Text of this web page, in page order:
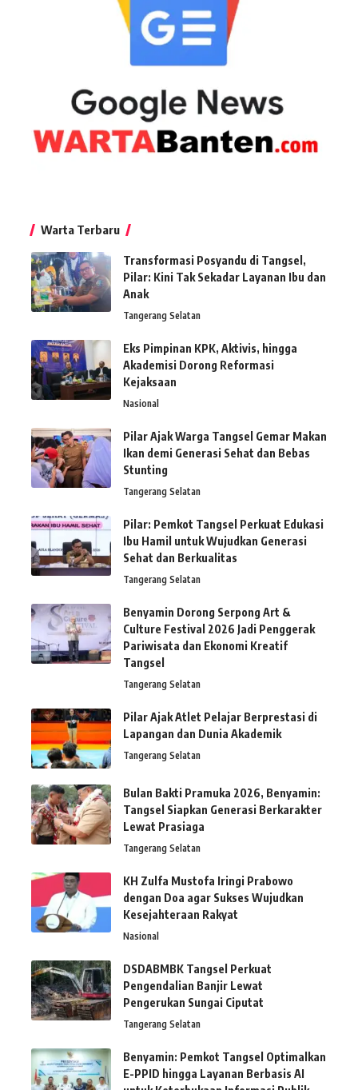
Warta Terbaru
Transformasi Posyandu di Tangsel,
Pilar: Kini Tak Sekadar Layanan Ibu dan
Anak
Tangerang Selatan
Eks Pimpinan KPK, Aktivis, hingga
Akademisi Dorong Reformasi
Kejaksaan
Nasional
Pilar Ajak Warga Tangsel Gemar Makan
Ikan demi Generasi Sehat dan Bebas
Stunting
Tangerang Selatan
Pilar: Pemkot Tangsel Perkuat Edukasi
Ibu Hamil untuk Wujudkan Generasi
Sehat dan Berkualitas
Tangerang Selatan
Benyamin Dorong Serpong Art &
Culture Festival 2026 Jadi Penggerak
Pariwisata dan Ekonomi Kreatif
Tangsel
Tangerang Selatan
Pilar Ajak Atlet Pelajar Berprestasi di
Lapangan dan Dunia Akademik
Tangerang Selatan
Bulan Bakti Pramuka 2026, Benyamin:
Tangsel Siapkan Generasi Berkarakter
Lewat Prasiaga
Tangerang Selatan
KH Zulfa Mustofa Iringi Prabowo
dengan Doa agar Sukses Wujudkan
Kesejahteraan Rakyat
Nasional
DSDABMBK Tangsel Perkuat
Pengendalian Banjir Lewat
Pengerukan Sungai Ciputat
Tangerang Selatan
Benyamin: Pemkot Tangsel Optimalkan
E-PPID hingga Layanan Berbasis AI